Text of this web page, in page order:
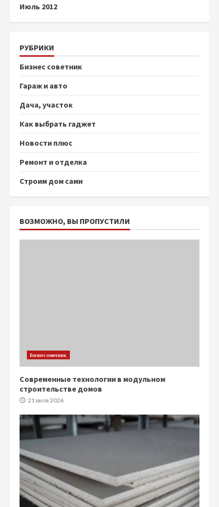
Июль 2012
РУБРИКИ
Бизнес советник
Гараж и авто
Дача, участок
Как выбрать гаджет
Новости плюс
Ремонт и отделка
Строим дом сами
ВОЗМОЖНО, ВЫ ПРОПУСТИЛИ
Бизнес советник
Современные технологии в модульном
строительстве домов
21 июля 2026